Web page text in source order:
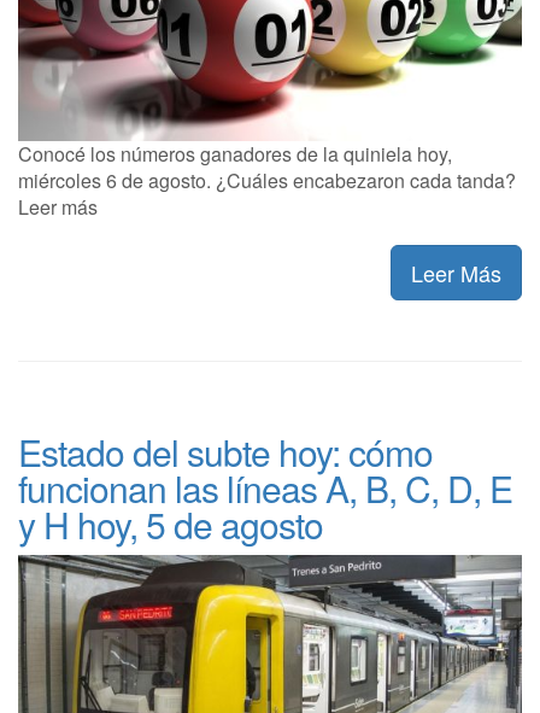
Conocé los números ganadores de la quiniela hoy,
miércoles 6 de agosto. ¿Cuáles encabezaron cada tanda?
Leer más
Leer Más
Estado del subte hoy: cómo
funcionan las líneas A, B, C, D, E
y H hoy, 5 de agosto